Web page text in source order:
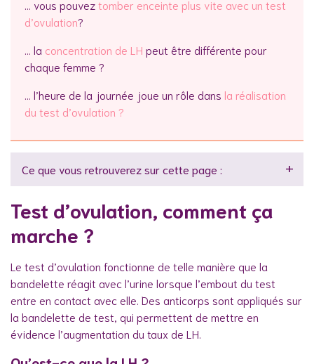
… vous pouveztomber enceinte plus vite avec un test
d’ovulation?
… la concentration de LH peut être différente pour
chaque femme ?
… l’heure de la journée joue un rôle dans la réalisation
du test d’ovulation ?
Ce que vous retrouverez sur cette page :
Test d’ovulation, comment ça
marche ?
Le test d’ovulation fonctionne de telle manière que la
bandelette réagit avec l’urine lorsque l’embout du test
entre en contact avec elle. Des anticorps sont appliqués sur
la bandelette de test, qui permettent de mettre en
évidence l’augmentation du taux de LH.